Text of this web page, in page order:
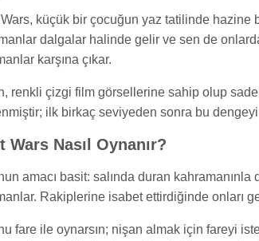
küçük bir çocuğun yaz tatilinde hazine
dalgalar halinde gelir ve sen de
karşına çıkar.
renkli çizgi film görsellerine sahip olup
ilk birkaç seviyeden sonra bu
Wars Nasıl Oynanır?
amacı basit: salında duran
Rakiplerine isabet ettirdiğinde onları
fare ile oynarsın; nişan almak için fareyi